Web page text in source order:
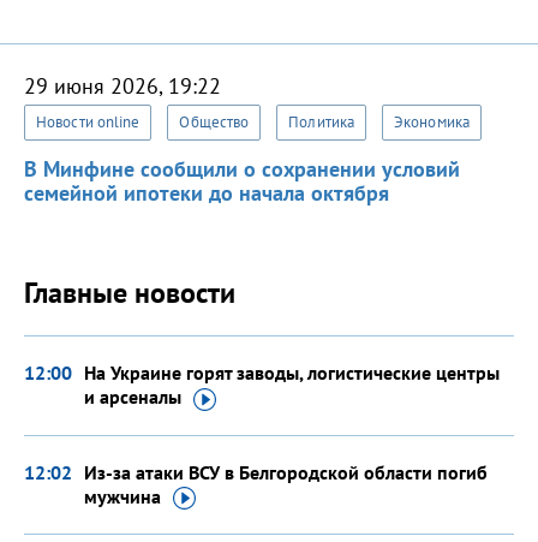
29 июня 2026, 19:22
Новости online Общество Политика Экономика
В Минфине сообщили о сохранении условий
семейной ипотеки до начала октября
Главные новости
12:00 На Украине горят заводы, логистические центры
и арсеналы
12:02 Из-за атаки ВСУ в Белгородской области погиб
мужчина